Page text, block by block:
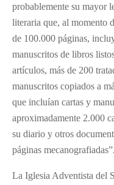
probablemente su mayor
literaria que, al momento
de 100.000 páginas,
manuscritos de libros
artículos, más de 200
manuscritos copiados a
que incluían cartas y
aproximadamente 2.000
su diario y otros
páginas mecanografiadas”.
La Iglesia Adventista del